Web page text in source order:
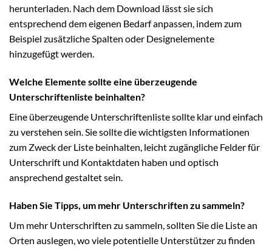
herunterladen. Nach dem Download lässt sie sich
entsprechend dem eigenen Bedarf anpassen, indem zum
Beispiel zusätzliche Spalten oder Designelemente
hinzugefügt werden.
Welche Elemente sollte eine überzeugende
Unterschriftenliste beinhalten?
Eine überzeugende Unterschriftenliste sollte klar und einfach
zu verstehen sein. Sie sollte die wichtigsten Informationen
zum Zweck der Liste beinhalten, leicht zugängliche Felder für
Unterschrift und Kontaktdaten haben und optisch
ansprechend gestaltet sein.
Haben Sie Tipps, um mehr Unterschriften zu sammeln?
Um mehr Unterschriften zu sammeln, sollten Sie die Liste an
Orten auslegen, wo viele potentielle Unterstützer zu finden